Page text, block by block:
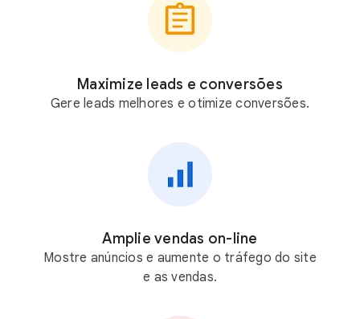
Maximize leads e conversões
Gere leads melhores e otimize conversões.
Amplie vendas on-line
Mostre anúncios e aumente o tráfego do site
e as vendas.